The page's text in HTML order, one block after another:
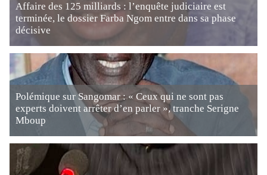
Affaire des 125 milliards : l’enquête judiciaire est
terminée, le dossier Farba Ngom entre dans sa phase
décisive
Polémique sur Sangomar : « Ceux qui ne sont pas
experts doivent arrêter d’en parler », tranche Serigne
Mboup